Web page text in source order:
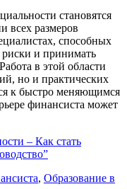
становятся
всех размеров
способных
риски и принимать
в этой области
но и практических
к быстро меняющимся
финансиста может
– Как стать
, Образование в